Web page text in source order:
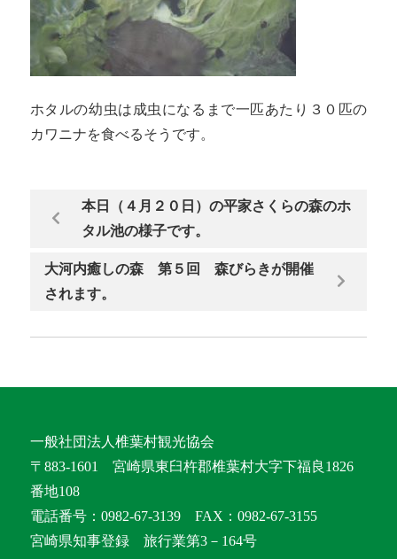
ホタルの幼虫は成虫になるまで一匹あたり３０匹の
カワニナを食べるそうです。
本日（４月２０日）の平家さくらの森のホ
タル池の様子です。
大河内癒しの森 第５回 森びらきが開催
されます。
一般社団法人椎葉村観光協会
〒883-1601 宮崎県東臼杵郡椎葉村大字下福良1826
番地108
電話番号：0982-67-3139 FAX：0982-67-3155
宮崎県知事登録 旅行業第3－164号